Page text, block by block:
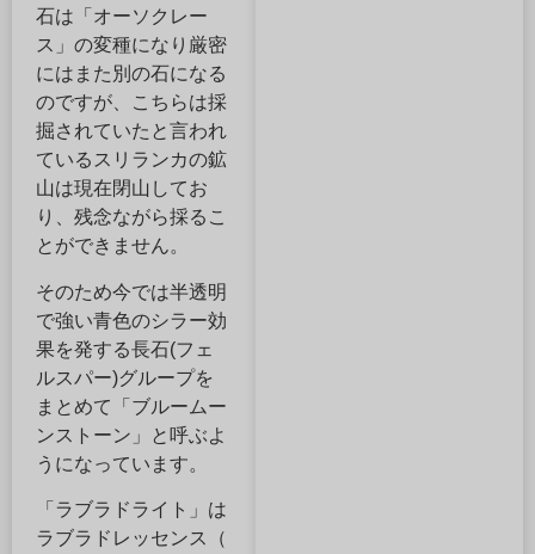
石は「オーソクレー
ス」の変種になり厳密
にはまた別の石になる
のですが、こちらは採
掘されていたと言われ
ているスリランカの鉱
山は現在閉山してお
り、残念ながら採るこ
とができません。
そのため今では半透明
で強い青色のシラー効
果を発する長石(フェ
ルスパー)グループを
まとめて「ブルームー
ンストーン」と呼ぶよ
うになっています。
「ラブラドライト」は
ラブラドレッセンス（​